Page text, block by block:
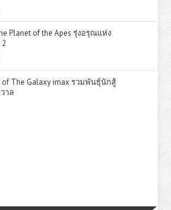
Planet of the Apes รุ่งอรุณแห่ง
of The Galaxy imax รวมพันธุ์นักสู้
าล